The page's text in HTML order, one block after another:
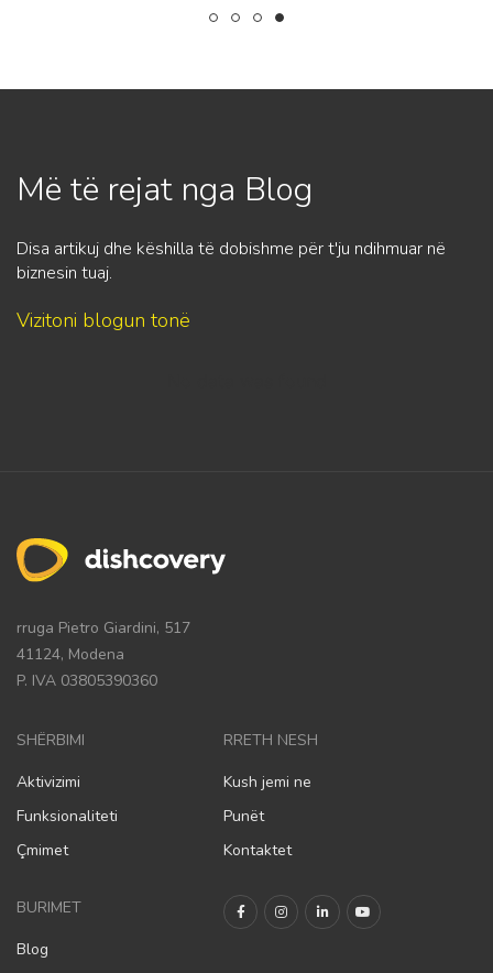
Më të rejat nga Blog
Disa artikuj dhe këshilla të dobishme për t'ju ndihmuar në
biznesin tuaj.
Vizitoni blogun tonë
rruga Pietro Giardini, 517
41124, Modena
P. IVA 03805390360
SHËRBIMI
Aktivizimi
Funksionaliteti
Çmimet
RRETH NESH
Kush jemi ne
Punët
Kontaktet
BURIMET
Blog